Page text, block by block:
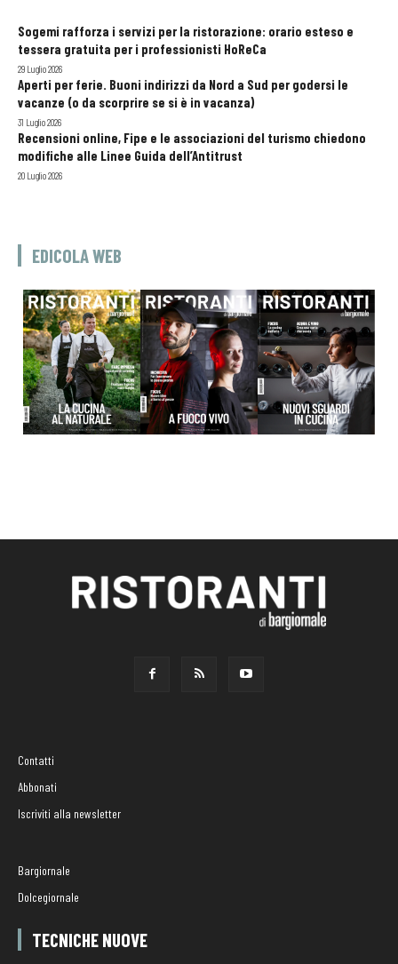
Sogemi rafforza i servizi per la ristorazione: orario esteso e
tessera gratuita per i professionisti HoReCa
29 Luglio 2026
Aperti per ferie. Buoni indirizzi da Nord a Sud per godersi le
vacanze (o da scorprire se si è in vacanza)
31 Luglio 2026
Recensioni online, Fipe e le associazioni del turismo chiedono
modifiche alle Linee Guida dell’Antitrust
20 Luglio 2026
EDICOLA WEB
Contatti
Abbonati
Iscriviti alla newsletter
Bargiornale
Dolcegiornale
TECNICHE NUOVE